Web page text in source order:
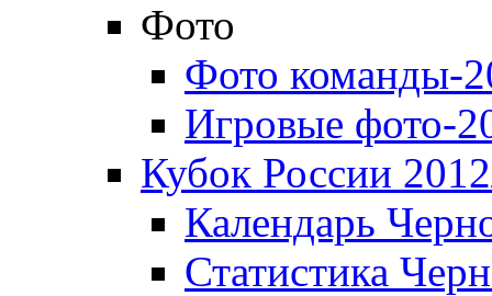
Фото
Фото команды-
Игровые фото-
Кубок России
Календарь
Статистика